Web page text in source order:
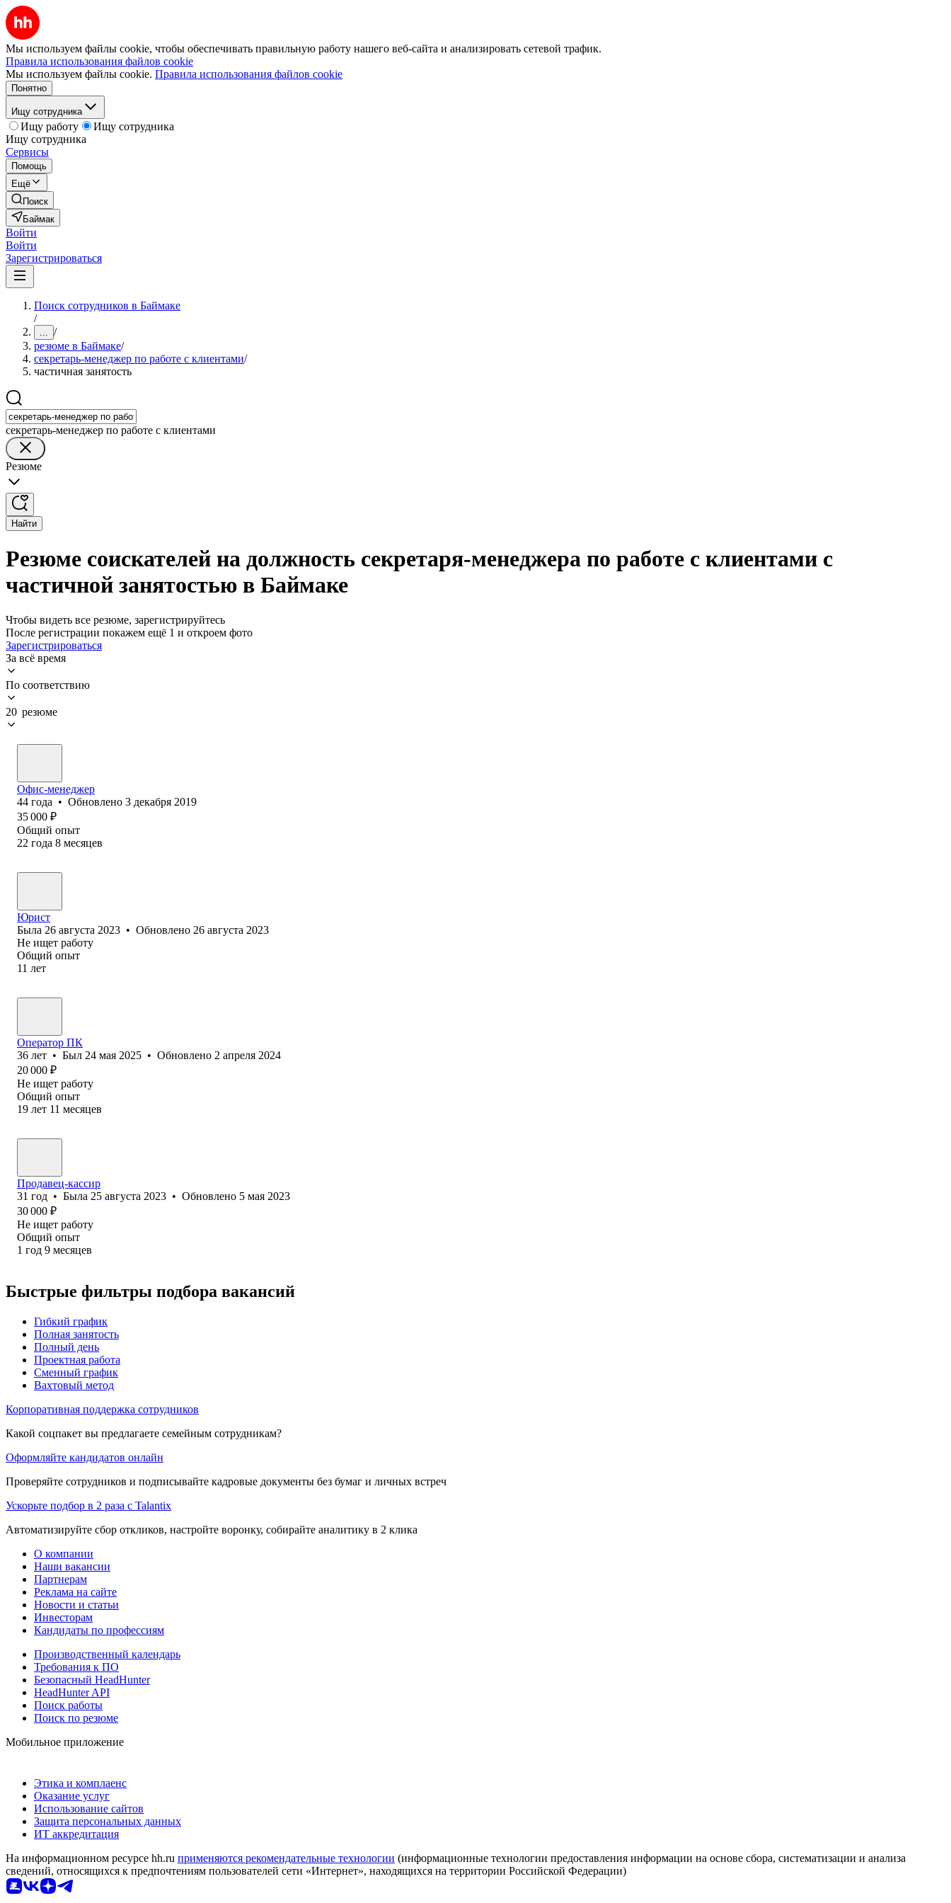
Мы используем файлы cookie, чтобы обеспечивать правильную работу нашего веб-сайта и анализировать сетевой трафик.
Правила использования файлов cookie
Мы используем файлы cookie. Правила использования файлов cookie
Понятно
Ищу сотрудника
Ищу работу
Ищу сотрудника
Ищу сотрудника
Сервисы
Помощь
Ещё
Поиск
Баймак
Войти
Войти
Зарегистрироваться
Поиск сотрудников в Баймаке
/
... /
резюме в Баймаке/
секретарь-менеджер по работе с клиентами/
частичная занятость
секретарь-менеджер по работе с клиентами
Резюме
Найти
Резюме соискателей на должность секретаря-менеджера по работе с клиентами с
частичной занятостью в Баймаке
Чтобы видеть все резюме, зарегистрируйтесь
После регистрации покажем ещё 1 и откроем фото
Зарегистрироваться
За всё время
По соответствию
20 резюме
Офис-менеджер
44 года • Обновлено 3 декабря 2019
35 000 ₽
Общий опыт
22 года 8 месяцев
Юрист
Была 26 августа 2023 • Обновлено 26 августа 2023
Не ищет работу
Общий опыт
11 лет
Оператор ПК
36 лет • Был 24 мая 2025 • Обновлено 2 апреля 2024
20 000 ₽
Не ищет работу
Общий опыт
19 лет 11 месяцев
Продавец-кассир
31 год • Была 25 августа 2023 • Обновлено 5 мая 2023
30 000 ₽
Не ищет работу
Общий опыт
1 год 9 месяцев
Быстрые фильтры подбора вакансий
Гибкий график
Полная занятость
Полный день
Проектная работа
Сменный график
Вахтовый метод
Корпоративная поддержка сотрудников
Какой соцпакет вы предлагаете семейным сотрудникам?
Оформляйте кандидатов онлайн
Проверяйте сотрудников и подписывайте кадровые документы без бумаг и личных встреч
Ускорьте подбор в 2 раза с Talantix
Автоматизируйте сбор откликов, настройте воронку, собирайте аналитику в 2 клика
О компании
Наши вакансии
Партнерам
Реклама на сайте
Новости и статьи
Инвесторам
Кандидаты по профессиям
Производственный календарь
Требования к ПО
Безопасный HeadHunter
HeadHunter API
Поиск работы
Поиск по резюме
Мобильное приложение
Этика и комплаенс
Оказание услуг
Использование сайтов
Защита персональных данных
ИТ аккредитация
На информационном ресурсе hh.ru применяются рекомендательные технологии (информационные технологии предоставления информации на основе сбора, систематизации и анализа
сведений, относящихся к предпочтениям пользователей сети «Интернет», находящихся на территории Российской Федерации)